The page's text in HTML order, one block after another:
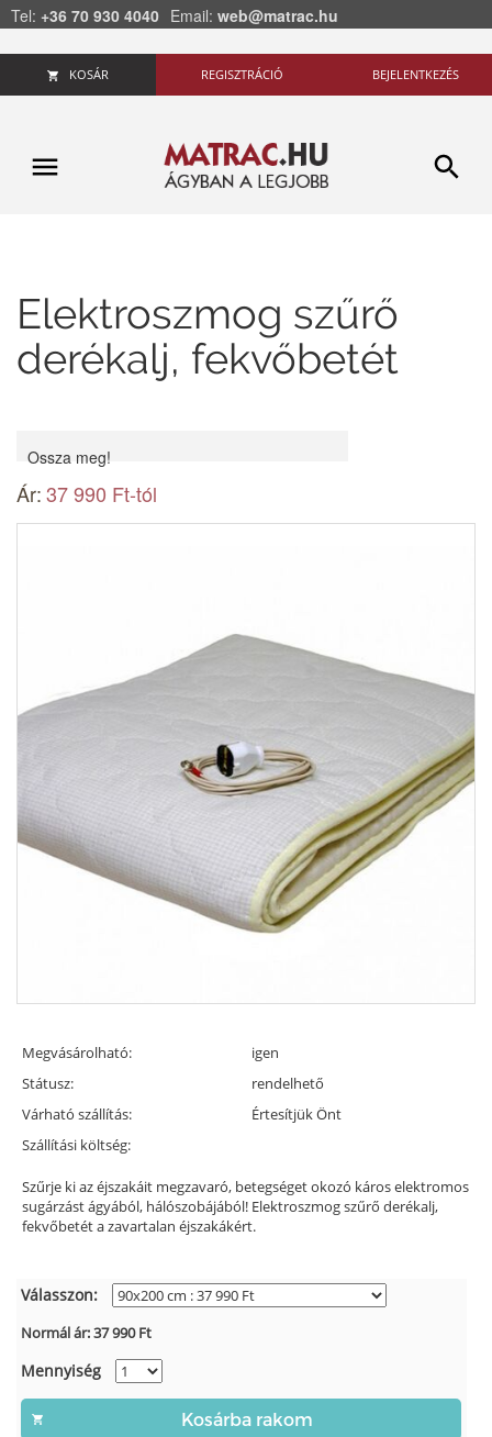
Tel: +36 70 930 4040 Email: web@matrac.hu
KOSÁR REGISZTRÁCIÓ BEJELENTKEZÉS
Elektroszmog szűrő
derékalj, fekvőbetét
Ossza meg!
Ár:37 990 Ft-tól
Megvásárolható:
igen
Státusz:
rendelhető
Várható szállítás:
Értesítjük Önt
Szállítási költség:
Szűrje ki az éjszakáit megzavaró, betegséget okozó káros elektromos
sugárzást ágyából, hálószobájából! Elektroszmog szűrő derékalj,
fekvőbetét a zavartalan éjszakákért.
Válasszon:
Normál ár:37 990Ft
Mennyiség